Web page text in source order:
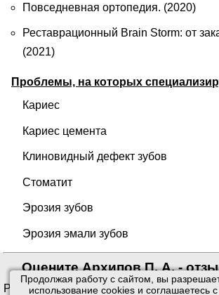
Продолжая работу с сайтом, вы
использование сookies и соглашаетесь с
Повседневная ортопедия. (2020)
Реставрационный Brain Storm: от
(2021)
Проблемы, на которых
Кариес
Кариес цемента
Клиновидный дефект зубов
Стоматит
Эрозия зубов
Эрозия эмали зубов
Оцените Архипов П. А. -
Рейтинг:4.30/5. Оценок: